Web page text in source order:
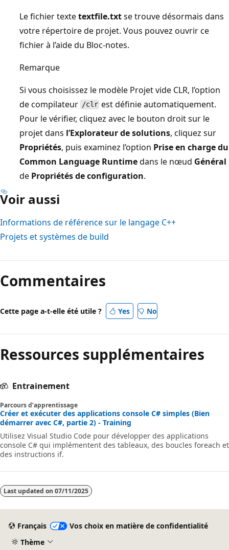
Le fichier textetextfile.txtse trouve désormais dans
votre répertoire de projet. Vous pouvez ouvrir ce
fichier à l’aide du Bloc-notes.
Remarque
Si vous choisissez le modèle Projet vide CLR, l’option
de compilateur /clr est définie automatiquement.
Pour le vérifier, cliquez avec le bouton droit sur le
projet dans l’Explorateur de solutions, cliquez sur
Propriétés, puis examinez l’option Prise en charge du
Common Language Runtimedans le nœud Général
de Propriétés de configuration.
Voir aussi
Informations de référence sur le langage C++
Projets et systèmes de build
Commentaires
Cette page a-t-elle été utile ? Yes No
Ressources supplémentaires
Entrainement
Parcours d’apprentissage
Créer et exécuter des applications console C# simples (Bien
démarrer avec C#, partie 2) - Training
Utilisez Visual Studio Code pour développer des applications
console C# qui implémentent des tableaux, des boucles foreach et
des instructions if.
Last updated on 07/11/2025
Français
Vos choix en matière de confidentialité
Thème